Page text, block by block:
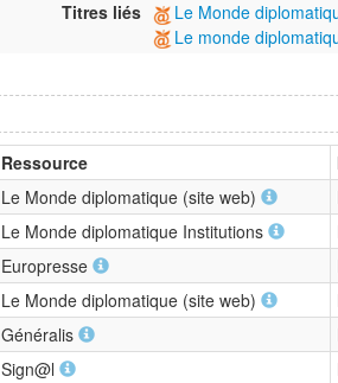
Titres liés
Le Monde
Le monde
Ressource
Le Monde diplomatique (site web)
Le Monde diplomatique Institutions
Europresse
Le Monde diplomatique (site web)
Généralis
Sign@l